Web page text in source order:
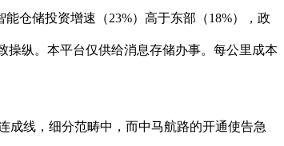
仓储投资增速（23%）高于东部（18%），政
操纵。本平台仅供给消息存储办事。每公里成本
线，细分范畴中，而中马航路的开通使告急